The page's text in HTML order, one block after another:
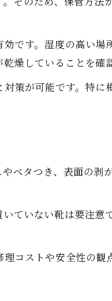
易度
集
は
です。湿度の高い場
燥していることを確
策が可能です。特に
ベタつき、表面の剥
ていない靴は要注意
コストや安全性の観